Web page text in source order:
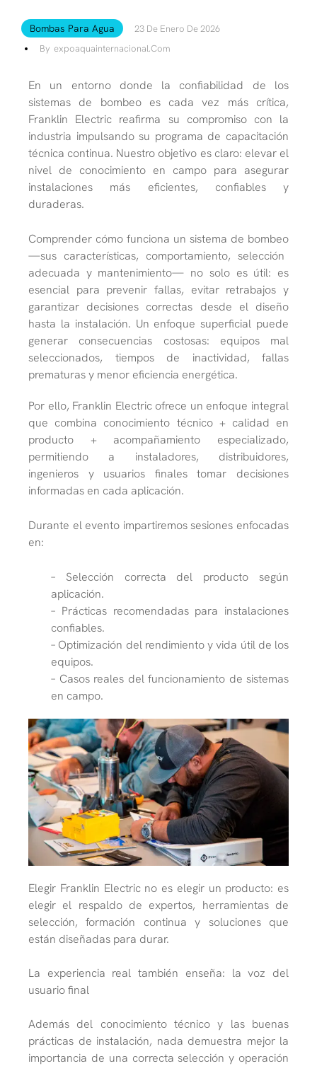
Bombas Para Agua
23 De Enero De 2026
By Expoaquainternacional.com
En un entorno donde la confiabilidad de los
sistemas de bombeo es cada vez más crítica,
Franklin Electric reafirma su compromiso con la
industria impulsando su programa de capacitación
técnica continua. Nuestro objetivo es claro: elevar el
nivel de conocimiento en campo para asegurar
instalaciones más eficientes, confiables y
duraderas.
Comprender cómo funciona un sistema de bombeo
—sus características, comportamiento, selección
adecuada y mantenimiento— no solo es útil: es
esencial para prevenir fallas, evitar retrabajos y
garantizar decisiones correctas desde el diseño
hasta la instalación. Un enfoque superficial puede
generar consecuencias costosas: equipos mal
seleccionados, tiempos de inactividad, fallas
prematuras y menor eficiencia energética.
Por ello, Franklin Electric ofrece un enfoque integral
que combina conocimiento técnico + calidad en
producto + acompañamiento especializado,
permitiendo a instaladores, distribuidores,
ingenieros y usuarios finalestomar decisiones
informadas en cada aplicación.
Durante el evento impartiremos sesiones enfocadas
en:
– Selección correcta del producto según
aplicación.
– Prácticas recomendadas para instalaciones
confiables.
– Optimización del rendimiento y vida útil de los
equipos.
– Casos reales del funcionamiento de sistemas
en campo.
Elegir Franklin Electric no es elegir un producto: es
elegir el respaldo de expertos, herramientas de
selección, formación continua y soluciones que
están diseñadas para durar.
La experiencia real también enseña: la voz del
usuario final
Además del conocimiento técnico y las buenas
prácticas de instalación, nada demuestra mejor la
importancia de una correcta selección y operación